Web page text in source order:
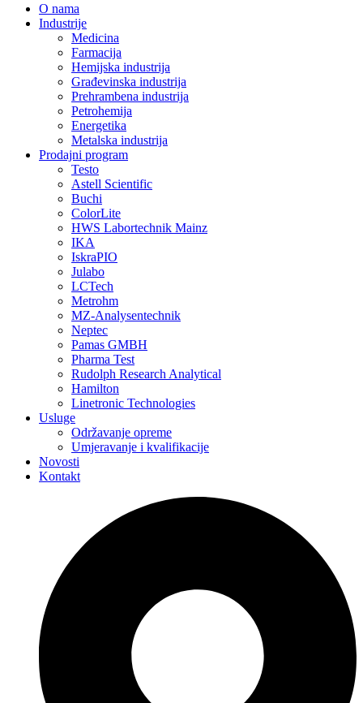
O nama
Industrije
Medicina
Farmacija
Hemijska industrija
Građevinska industrija
Prehrambena industrija
Petrohemija
Energetika
Metalska industrija
Prodajni program
Testo
Astell Scientific
Buchi
ColorLite
HWS Labortechnik Mainz
IKA
IskraPIO
Julabo
LCTech
Metrohm
MZ-Analysentechnik
Neptec
Pamas GMBH
Pharma Test
Rudolph Research Analytical
Hamilton
Linetronic Technologies
Usluge
Održavanje opreme
Umjeravanje i kvalifikacije
Novosti
Kontakt